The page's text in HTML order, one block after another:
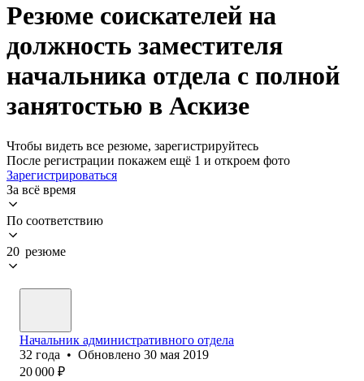
Резюме соискателей на
должность заместителя
начальника отдела с полной
занятостью в Аскизе
Чтобы видеть все резюме, зарегистрируйтесь
После регистрации покажем ещё 1 и откроем фото
Зарегистрироваться
За всё время
По соответствию
20 резюме
Начальник административного отдела
32 года • Обновлено 30 мая 2019
20 000 ₽